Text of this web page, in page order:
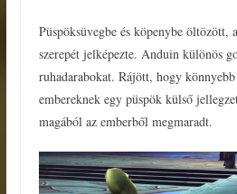
Püspöksüvegbe és köpenybe öltözött,
szerepét jelképezte. Anduin különös
ruhadarabokat. Rájött, hogy
embereknek egy püspök külső
magából az emberből megmaradt.